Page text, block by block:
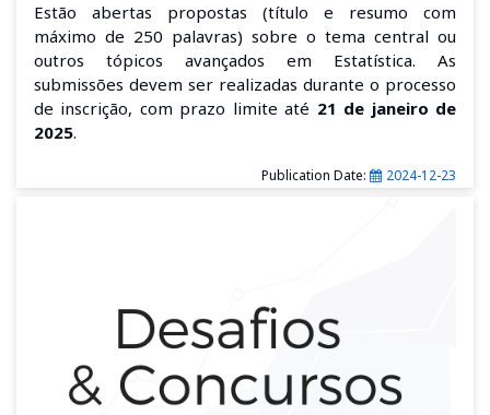
Estão abertas propostas (título e resumo com
máximo de 250 palavras) sobre o tema central ou
outros tópicos avançados em Estatística. As
submissões devem ser realizadas durante o processo
de inscrição, com prazo limite até 21 de janeiro de
2025.
Publication Date: 2024-12-23